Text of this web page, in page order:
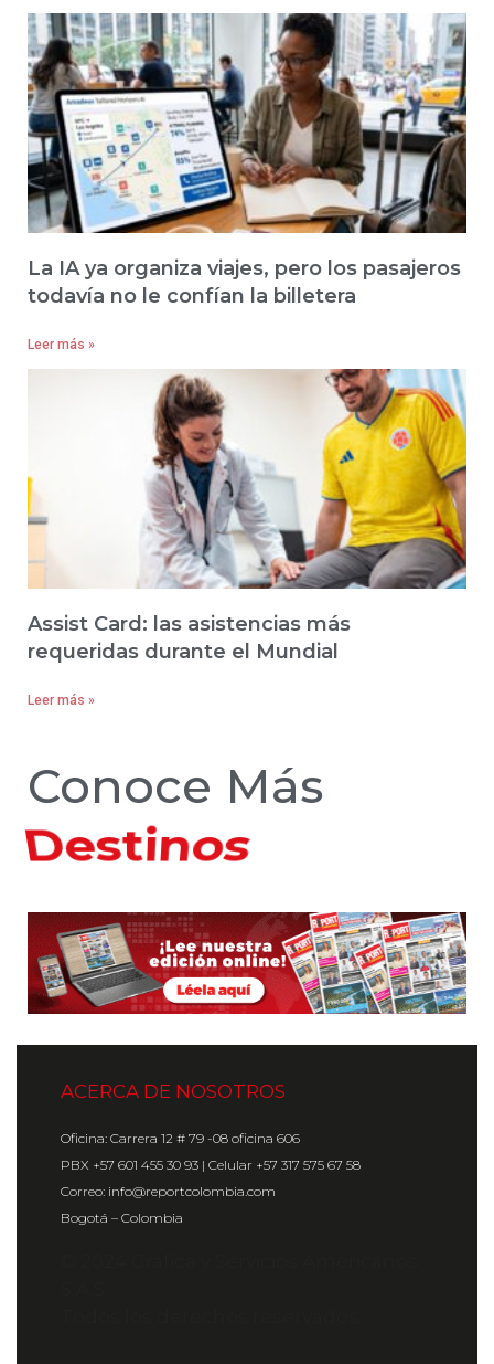
La IA ya organiza viajes, pero los pasajeros
todavía no le confían la billetera
Leer más »
Assist Card: las asistencias más
requeridas durante el Mundial
Leer más »
Conoce Más
Hoteles
ACERCA DE NOSOTROS
Oficina: Carrera 12 # 79 -08 oficina 606
PBX +57 601 455 30 93 | Celular +57 317 575 67 58
Correo: info@reportcolombia.com
Bogotá – Colombia